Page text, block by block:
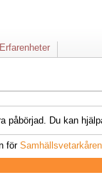
påbörjad. Du kan
för
Erfarenheter